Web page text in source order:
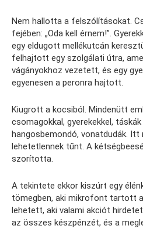
Nem hallotta a felszólításokat.
fejében: „Oda kell érnem!”.
egy eldugott mellékutcán
felhajtott egy szolgálati útra,
vágányokhoz vezetett, és egy
egyenesen a peronra hajtott.
Kiugrott a kocsiból. Mindenütt
csomagokkal, gyerekekkel,
hangosbemondó, vonatdudák. Itt
lehetetlennek tűnt. A
szorította.
A tekintete ekkor kiszúrt egy
tömegben, aki mikrofont tartott
lehetett, aki valami akciót
az összes készpénzét, és a